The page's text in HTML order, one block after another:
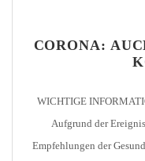
CORONA:
WICHTIGE
Aufgrund der
Empfehlungen der